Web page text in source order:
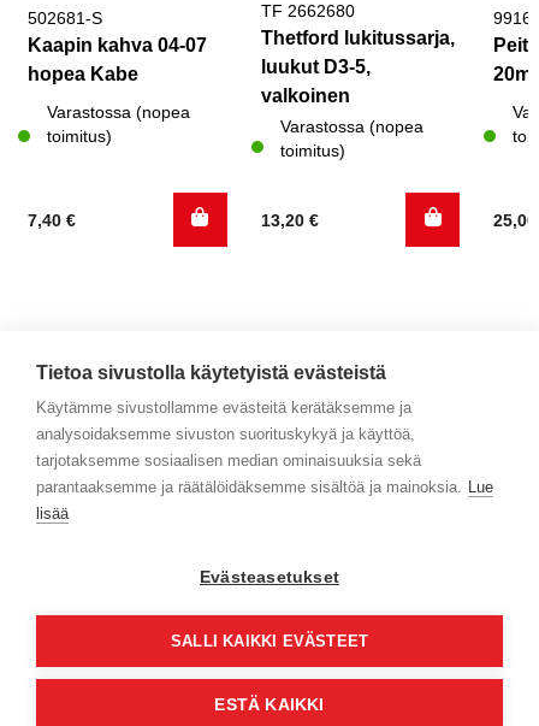
502681-S
Kaapin kahva 04-07
hopea Kabe
Varastossa (nopea
toimitus)
7,40 €
TF 2662680
Thetford lukitussarja,
luukut D3-5,
valkoinen
Varastossa (nopea
toimitus)
13,20 €
20m
Yhteystiedot
Selaa tuotteita
Maksa turvallisesti
Tietoa sivustolla käytetyistä evästeistä
Käytämme sivustollamme evästeitä kerätäksemme ja
analysoidaksemme sivuston suorituskykyä ja käyttöä,
tarjotaksemme sosiaalisen median ominaisuuksia sekä
parantaaksemme ja räätälöidäksemme sisältöä ja mainoksia. Lue
lisää
Evästeasetukset
SALLI KAIKKI EVÄSTEET
ESTÄ KAIKKI